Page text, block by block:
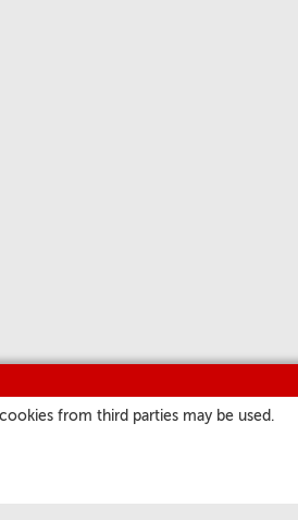
from third parties may be used.